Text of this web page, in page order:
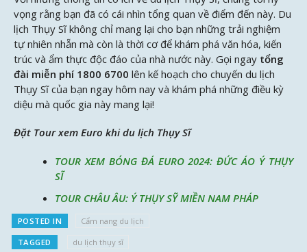
vọng rằng bạn đã có cái nhìn tổng quan về điểm đến này. Du
lịch Thụy Sĩ không chỉ mang lại cho bạn những trải nghiệm
tự nhiên nhẵn mà còn là thời cơ để khám phá văn hóa, kiến
trúc và ẩm thực độc đáo của nhà nước này. Gọi ngay tổng
đài miễn phí 1800 6700 lên kế hoạch cho chuyến du lịch
Thụy Sĩ của bạn ngay hôm nay và khám phá những điều kỳ
diệu mà quốc gia này mang lại!
Đặt Tour xem Euro khi du lịch Thụy Sĩ
TOUR XEM BÓNG ĐÁ EURO 2024: ĐỨC ÁO Ý THỤY
SĨ
TOUR CHÂU ÂU: Ý THỤY SỸ MIỀN NAM PHÁP
POSTED IN Cẩm nang du lịch
TAGGED du lịch thụy sĩ